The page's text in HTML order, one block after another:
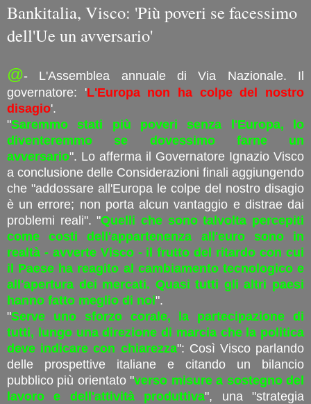
Bankitalia, Visco: 'Più poveri se facessimo
dell'Ue un avversario'
@- L'Assemblea annuale di Via Nazionale. Il
governatore: 'L'Europa non ha colpe del nostro
disagio'.
"Saremmo stati più poveri senza l'Europa, lo
diventeremmo se dovessimo farne un
avversario". Lo afferma il Governatore Ignazio Visco
a conclusione delle Considerazioni finali aggiungendo
che "addossare all'Europa le colpe del nostro disagio
è un errore; non porta alcun vantaggio e distrae dai
problemi reali". "Quelli che sono talvolta percepiti
come costi dell'appartenenza all'euro sono in
realtà - avverte Visco - il frutto del ritardo con cui
il Paese ha reagito al cambiamento tecnologico e
all'apertura dei mercati. Quasi tutti gli altri paesi
hanno fatto meglio di noi".
"Serve uno sforzo corale, la partecipazione di
tutti, lungo una direzione di marcia che la politica
deve indicare con chiarezza": Così Visco parlando
delle prospettive italiane e citando un bilancio
pubblico più orientato "verso misure a sostegno del
lavoro e dell'attività produttiva", una "strategia